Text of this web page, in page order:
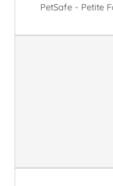
PetSafe - Petite